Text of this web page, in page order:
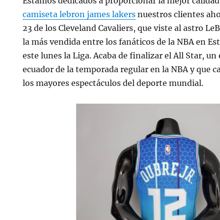
camiseta lebron james lakers nuestros clientes
23 de los Cleveland Cavaliers, que viste al astro
la más vendida entre los fanáticos de la NBA en
este lunes la Liga. Acaba de finalizar el All Star, un
ecuador de la temporada regular en la NBA y que
los mayores espectáculos del deporte mundial.